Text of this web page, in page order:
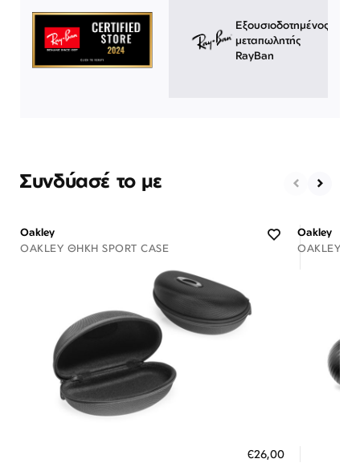
Εξουσιοδοτημένος
μεταπωλητής
RayBan
Συνδύασέ το με
Oakley
OAKLEY ΘΉΚΗ SPORT CASE
€26,00
Διαθέσιμο
Oakley
OAKLEY